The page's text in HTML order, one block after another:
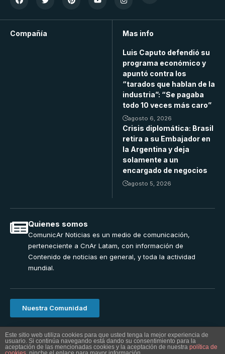
Al utilizar este sitio, usted acepta laPolítica de
Accept
Compañía Mas info
Luis Caputo defendió su
programa económico y
apuntó contra los
“tarados que hablan de la
industria”: “Se pagaba
todo 10 veces más caro”
agosto 6, 2026
Crisis diplomática: Brasil
retira a su Embajador en
la Argentina y deja
solamente a un
encargado de negocios
agosto 5, 2026
Quienes somos
ComunicAr Noticias es un medio de comunicación,
perteneciente a CnAr Latam, con información de
Contenido de noticias en general, y toda la actividad
mundial.
Nuestra Comunidad
ComunicAr Noticias una realizacion de Cnar Latam 2024.
Powered byMS Interactiva
Este sitio web utiliza cookies para que usted tenga la mejor experiencia de
usuario. Si continúa navegando está dando su consentimiento para la
aceptación de las mencionadas cookies y la aceptación de nuestra política de